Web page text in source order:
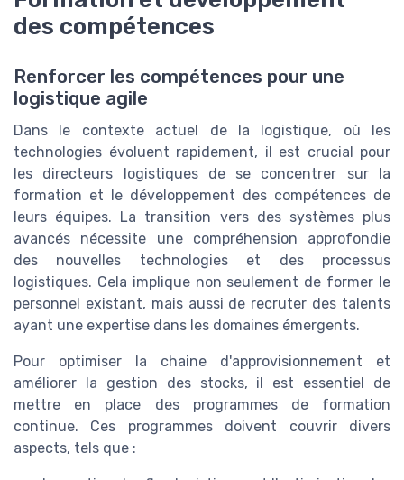
des compétences
Renforcer les compétences pour une
logistique agile
Dans le contexte actuel de la logistique, où les
technologies évoluent rapidement, il est crucial pour
les directeurs logistiques de se concentrer sur la
formation et le développement des compétences de
leurs équipes. La transition vers des systèmes plus
avancés nécessite une compréhension approfondie
des nouvelles technologies et des processus
logistiques. Cela implique non seulement de former le
personnel existant, mais aussi de recruter des talents
ayant une expertise dans les domaines émergents.
Pour optimiser la chaine d'approvisionnement et
améliorer la gestion des stocks, il est essentiel de
mettre en place des programmes de formation
continue. Ces programmes doivent couvrir divers
aspects, tels que :